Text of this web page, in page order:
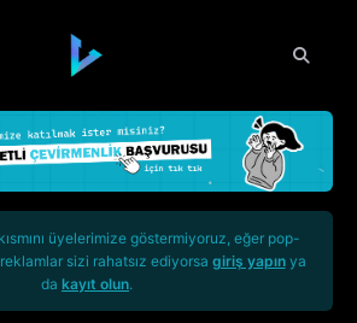
üyelerimize göstermiyoruz, eğer pop-
sizi rahatsız ediyorsa giriş yapınya
da kayıt olun.